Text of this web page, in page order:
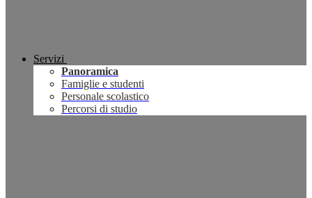
Servizi
Panoramica
Famiglie e studenti
Personale scolastico
Percorsi di studio